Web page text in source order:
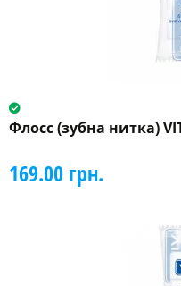
Флосс (зубна нитка)
169.00 грн.